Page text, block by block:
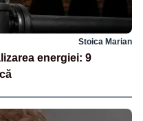
Stoica Marian
energiei: 9